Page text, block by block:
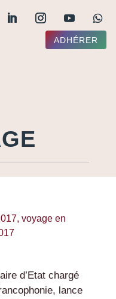
ADHÉRER
voyage en
d’Etat chargé
lance